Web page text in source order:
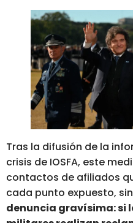
Tras la difusión de la
crisis de IOSFA, este
contactos de afiliados
cada punto expuesto,
denuncia gravísima: si